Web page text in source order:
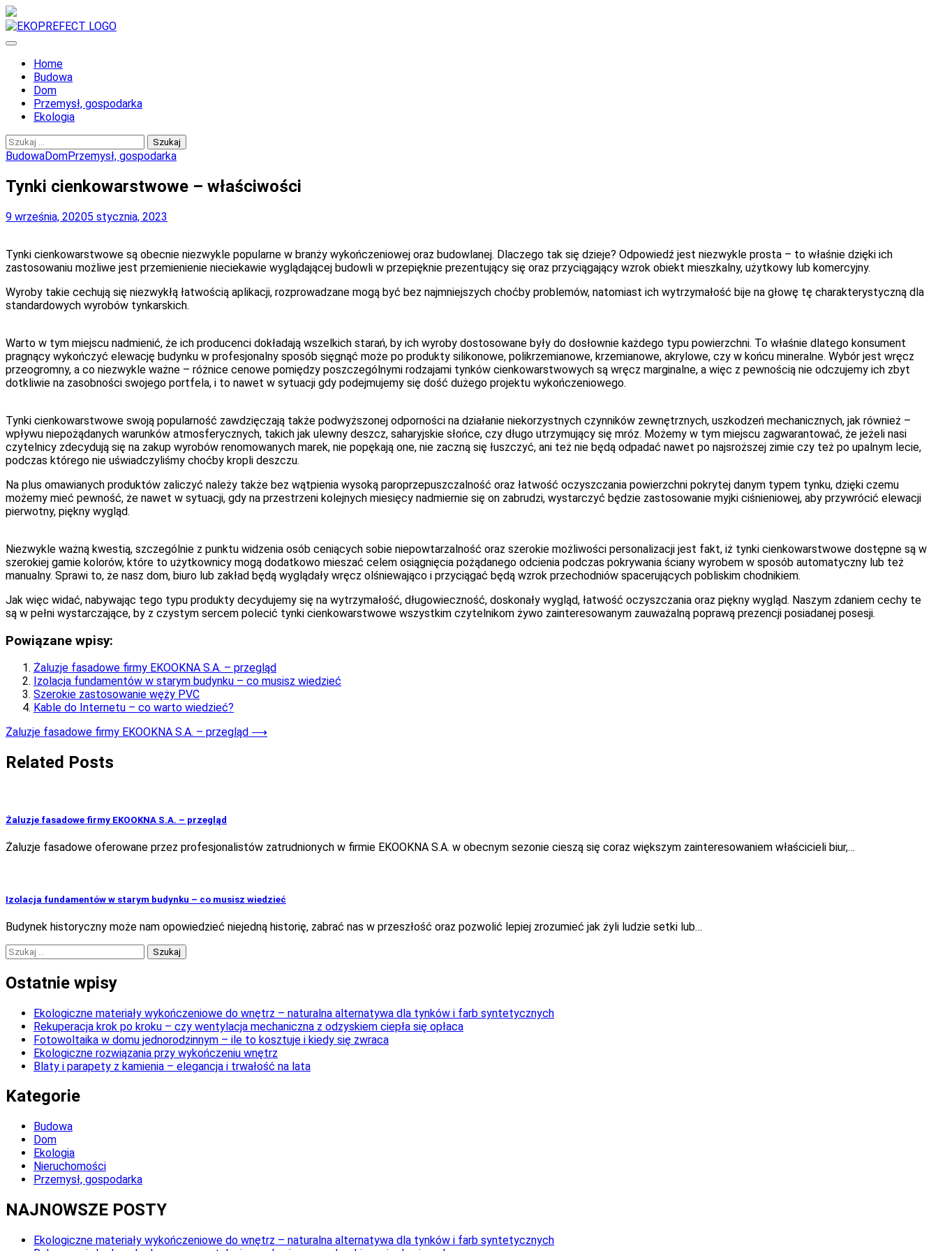
Skip
to
content
Home
Budowa
Dom
Przemysł, gospodarka
Ekologia
Szukaj:
BudowaDomPrzemysł, gospodarka
Tynki cienkowarstwowe – właściwości
9 września, 20205 stycznia, 2023
Tynki cienkowarstwowe są obecnie niezwykle popularne w branży wykończeniowej oraz budowlanej. Dlaczego tak się dzieje? Odpowiedź jest niezwykle prosta – to właśnie dzięki ich
zastosowaniu możliwe jest przemienienie nieciekawie wyglądającej budowli w przepięknie prezentujący się oraz przyciągający wzrok obiekt mieszkalny, użytkowy lub komercyjny.
Wyroby takie cechują się niezwykłą łatwością aplikacji, rozprowadzane mogą być bez najmniejszych choćby problemów, natomiast ich wytrzymałość bije na głowę tę charakterystyczną dla
standardowych wyrobów tynkarskich.
Warto w tym miejscu nadmienić, że ich producenci dokładają wszelkich starań, by ich wyroby dostosowane były do dosłownie każdego typu powierzchni. To właśnie dlatego konsument
pragnący wykończyć elewację budynku w profesjonalny sposób sięgnąć może po produkty silikonowe, polikrzemianowe, krzemianowe, akrylowe, czy w końcu mineralne. Wybór jest wręcz
przeogromny, a co niezwykle ważne – różnice cenowe pomiędzy poszczególnymi rodzajami tynków cienkowarstwowych są wręcz marginalne, a więc z pewnością nie odczujemy ich zbyt
dotkliwie na zasobności swojego portfela, i to nawet w sytuacji gdy podejmujemy się dość dużego projektu wykończeniowego.
Tynki cienkowarstwowe swoją popularność zawdzięczają także podwyższonej odporności na działanie niekorzystnych czynników zewnętrznych, uszkodzeń mechanicznych, jak również –
wpływu niepożądanych warunków atmosferycznych, takich jak ulewny deszcz, saharyjskie słońce, czy długo utrzymujący się mróz. Możemy w tym miejscu zagwarantować, że jeżeli nasi
czytelnicy zdecydują się na zakup wyrobów renomowanych marek, nie popękają one, nie zaczną się łuszczyć, ani też nie będą odpadać nawet po najsroższej zimie czy też po upalnym lecie,
podczas którego nie uświadczyliśmy choćby kropli deszczu.
Na plus omawianych produktów zaliczyć należy także bez wątpienia wysoką paroprzepuszczalność oraz łatwość oczyszczania powierzchni pokrytej danym typem tynku, dzięki czemu
możemy mieć pewność, że nawet w sytuacji, gdy na przestrzeni kolejnych miesięcy nadmiernie się on zabrudzi, wystarczyć będzie zastosowanie myjki ciśnieniowej, aby przywrócić elewacji
pierwotny, piękny wygląd.
Niezwykle ważną kwestią, szczególnie z punktu widzenia osób ceniących sobie niepowtarzalność oraz szerokie możliwości personalizacji jest fakt, iż tynki cienkowarstwowe dostępne są w
szerokiej gamie kolorów, które to użytkownicy mogą dodatkowo mieszać celem osiągnięcia pożądanego odcienia podczas pokrywania ściany wyrobem w sposób automatyczny lub też
manualny. Sprawi to, że nasz dom, biuro lub zakład będą wyglądały wręcz olśniewająco i przyciągać będą wzrok przechodniów spacerujących pobliskim chodnikiem.
Jak więc widać, nabywając tego typu produkty decydujemy się na wytrzymałość, długowieczność, doskonały wygląd, łatwość oczyszczania oraz piękny wygląd. Naszym zdaniem cechy te
są w pełni wystarczające, by z czystym sercem polecić tynki cienkowarstwowe wszystkim czytelnikom żywo zainteresowanym zauważalną poprawą prezencji posiadanej posesji.
Powiązane wpisy:
Żaluzje fasadowe firmy EKOOKNA S.A. – przegląd
Izolacja fundamentów w starym budynku – co musisz wiedzieć
Szerokie zastosowanie węży PVC
Kable do Internetu – co warto wiedzieć?
Nawigacja
wpisu
Żaluzje fasadowe firmy EKOOKNA S.A. – przegląd ⟶
Related Posts
Żaluzje fasadowe firmy EKOOKNA S.A. – przegląd
Żaluzje fasadowe oferowane przez profesjonalistów zatrudnionych w firmie EKOOKNA S.A. w obecnym sezonie cieszą się coraz większym zainteresowaniem właścicieli biur,…
Izolacja fundamentów w starym budynku – co musisz wiedzieć
Budynek historyczny może nam opowiedzieć niejedną historię, zabrać nas w przeszłość oraz pozwolić lepiej zrozumieć jak żyli ludzie setki lub…
Szukaj:
Ostatnie wpisy
Ekologiczne materiały wykończeniowe do wnętrz – naturalna alternatywa dla tynków i farb syntetycznych
Rekuperacja krok po kroku – czy wentylacja mechaniczna z odzyskiem ciepła się opłaca
Fotowoltaika w domu jednorodzinnym – ile to kosztuje i kiedy się zwraca
Ekologiczne rozwiązania przy wykończeniu wnętrz
Blaty i parapety z kamienia – elegancja i trwałość na lata
Kategorie
Budowa
Dom
Ekologia
Nieruchomości
Przemysł, gospodarka
NAJNOWSZE POSTY
Ekologiczne materiały wykończeniowe do wnętrz – naturalna alternatywa dla tynków i farb syntetycznych